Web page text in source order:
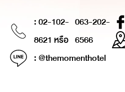
: 02-102-
8621 หรือ
063-202-
6566
: @themomenthotel